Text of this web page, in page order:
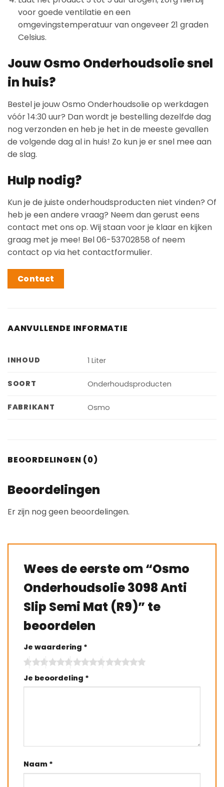
voor goede ventilatie en een
omgevingstemperatuur van ongeveer 21 graden
Celsius.
Jouw Osmo Onderhoudsolie snel
in huis?
Bestel je jouw Osmo Onderhoudsolie op werkdagen
vóór 14:30 uur? Dan wordt je bestelling dezelfde dag
nog verzonden en heb je het in de meeste gevallen
de volgende dag al in huis! Zo kun je er snel mee aan
de slag.
Hulp nodig?
Kun je de juiste onderhoudsproducten niet vinden? Of
heb je een andere vraag? Neem dan gerust eens
contact met ons op. Wij staan voor je klaar en kijken
graag met je mee! Bel 06-53702858 of neem
contact op via het contactformulier.
Contact
AANVULLENDE INFORMATIE
INHOUD 1 Liter
SOORT Onderhoudsproducten
FABRIKANT Osmo
BEOORDELINGEN (0)
Beoordelingen
Er zijn nog geen beoordelingen.
Wees de eerste om “Osmo
Onderhoudsolie 3098 Anti
Slip Semi Mat (R9)” te
beoordelen
Je waardering *
Je beoordeling *
Naam *